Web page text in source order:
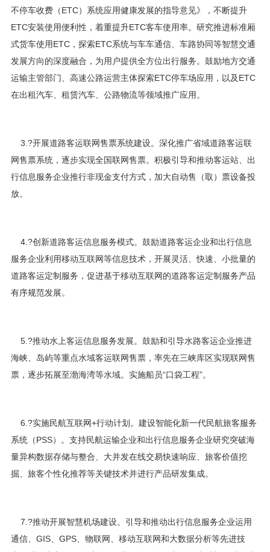
不停车收费（ETC）系统应用健康发展的指导意见》，不断提升
ETC安装使用便利性，着重提升ETC客车使用率。研究推进标准厢
式货车使用ETC，探索ETC系统与车车通信、车路协同等智慧交通
发展方向的深度融合，为用户提供全方位出行服务。鼓励地方交通
运输主管部门、高速公路运营主体探索ETC停车场应用，以及ETC
在出租汽车、租赁汽车、公路物流等领域推广应用。
3.?开展道路客运联网售票系统建设。深化推广省域道路客运联
网售票系统，逐步实现全国联网售票。积极引导和推动客运站、出
行信息服务企业推行非现金支付方式，加大自动售（取）票设备投
放。
4.?创新道路客运信息服务模式。鼓励道路客运企业和出行信息
服务企业利用移动互联网等信息技术，开展灵活、快速、小批量的
道路客运定制服务，促进基于移动互联网的道路客运定制服务产品
有序规范发展。
5.?推动水上客运信息服务发展。鼓励和引导水路客运企业推进
海峡、岛屿等重点水域客运联网售票，率先在三峡库区实现联网售
票，逐步拓展至渤海湾等水域。实施船员“口袋工程”。
6.?实施民航互联网+行动计划。建设智能化新一代民航旅客服务
系统（PSS）。支持民航运输企业和出行信息服务企业研究突破海
量异构数据存储与整合、大并发在线交易快速响应、旅客价值挖
掘、旅客个性化推荐等关键技术并进行产品研发集成。
7.?推动开展智慧机场建设。引导和推动出行信息服务企业运用
通信、GIS、GPS、物联网、移动互联网和大数据分析等先进技